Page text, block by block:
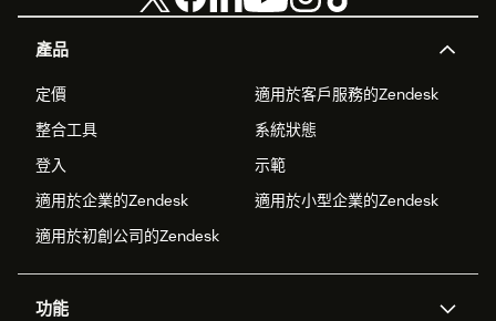
產品
定價
適用於客戶服務的Zendesk
整合工具
系統狀態
登入
示範
適用於企業的Zendesk
適用於小型企業的Zendesk
適用於初創公司的Zendesk
功能